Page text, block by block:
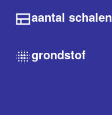
aantal schalen
grondstof